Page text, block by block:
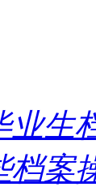
业生
档案